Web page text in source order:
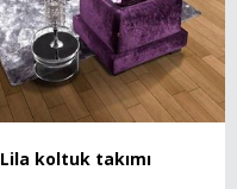
Lila koltuk takımı